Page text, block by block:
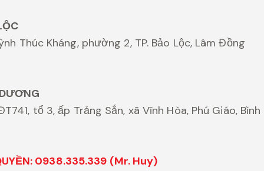
Thúc Kháng, phường 2, TP. Bảo Lộc, Lâm Đồng
tổ 3, ấp Trảng Sắn, xã Vĩnh Hòa, Phú Giáo,
0938.335.339 (Mr. Huy)